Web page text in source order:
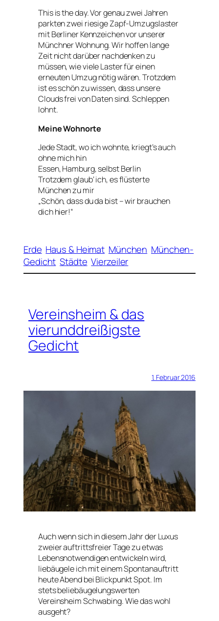
This is the day. Vor genau zwei Jahren
parkten zwei riesige Zapf-Umzugslaster
mit Berliner Kennzeichen vor unserer
Münchner Wohnung. Wir hoffen lange
Zeit nicht darüber nachdenken zu
müssen, wie viele Laster für einen
erneuten Umzug nötig wären. Trotzdem
ist es schön zu wissen, dass unsere
Clouds frei von Daten sind. Schleppen
lohnt.
Meine Wohnorte
Jede Stadt, wo ich wohnte, kriegt’s auch
ohne mich hin
Essen, Hamburg, selbst Berlin
Trotzdem glaub‘ ich, es flüsterte
München zu mir
„Schön, dass du da bist – wir brauchen
dich hier!“
Erde Haus & Heimat München München-
Gedicht Städte Vierzeiler
Vereinsheim & das
vierunddreißigste
Gedicht
1. Februar 2016
Auch wenn sich in diesem Jahr der Luxus
zweier auftrittsfreier Tage zu etwas
Lebensnotwendigen entwickeln wird,
liebäugele ich mit einem Spontanauftritt
heute Abend bei Blickpunkt Spot. Im
stets beliebäugelungswerten
Vereinsheim Schwabing. Wie das wohl
ausgeht?